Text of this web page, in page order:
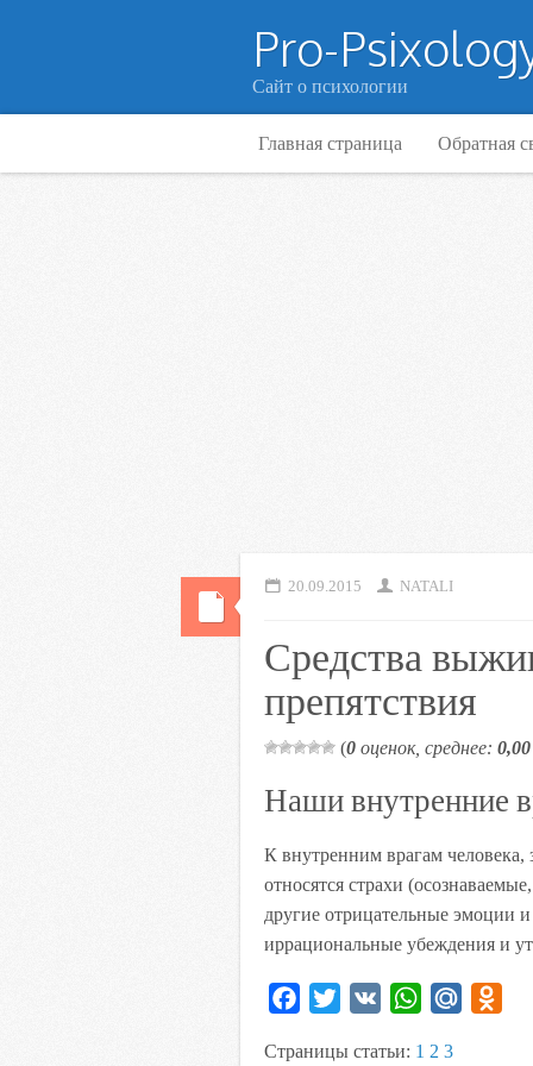
Pro-
Сайт о психологии
Главная страница Обратная
20.09.2015 NATALI
Средства
препятствия
(0 оценок, среднее: 0,00
Наши внутренние
К внутренним врагам
относятся страхи
другие отрицательные эмоции
иррациональные убеждения и
c
i
W
a
Страницы статьи: 1 2 3